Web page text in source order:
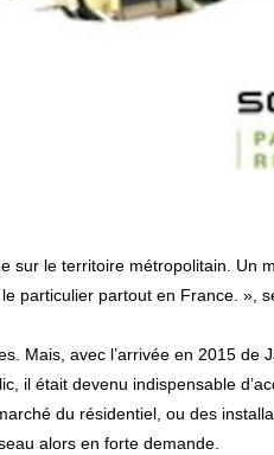
particulier partout en France. »,
Mais, avec l’arrivée en 2015 de
il était devenu indispensable
du résidentiel, ou des
alors en forte demande.